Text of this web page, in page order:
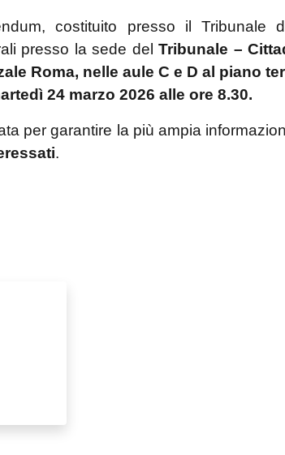
costituito presso il Tribunale
presso la sede delTribunale –
Roma, nelle aule C e D al piano
24 marzo 2026 alle ore 8.30.
per garantire la più ampia
.